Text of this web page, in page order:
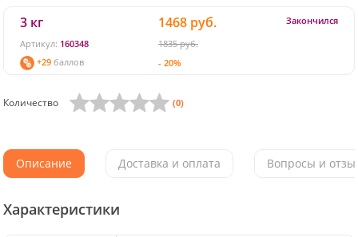
3 кг
Артикул: 160348
+29 баллов
1468 руб.
1835 руб.
- 20%
Закончился
Количество (0)
Описание Доставка и оплата Вопросы и
Характеристики